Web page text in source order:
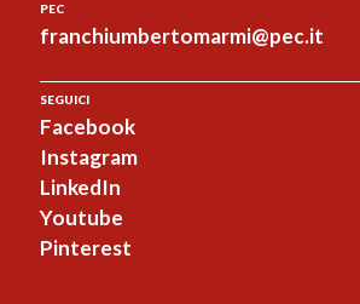
PEC
franchiumbertomarmi@pec.it
SEGUICI
Facebook
Instagram
LinkedIn
Youtube
Pinterest